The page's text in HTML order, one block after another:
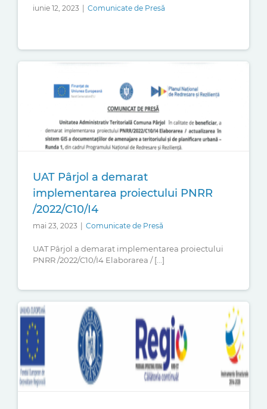
iunie 12, 2023 | Comunicate de Presă
UAT Pârjol a demarat
implementarea proiectului PNRR
/2022/C10/I4
mai 23, 2023 | Comunicate de Presă
UAT Pârjol a demarat implementarea proiectului
PNRR /2022/C10/I4 Elaborarea / [...]